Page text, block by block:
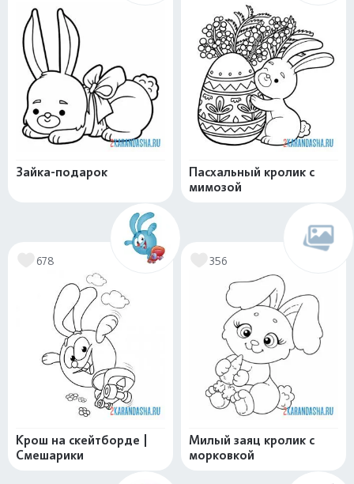
Зайка-подарок
Пасхальный кролик с
мимозой
678
Крош на скейтборде |
Смешарики
356
Милый заяц кролик с
морковкой